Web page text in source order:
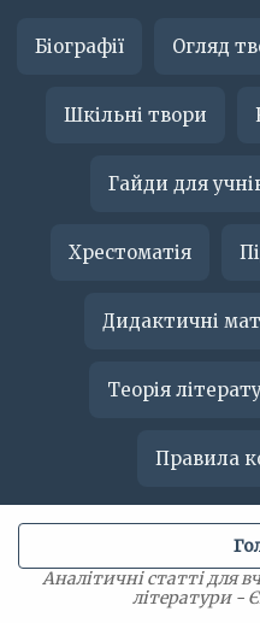
Біографії Огляд
Шкільні твори
Гайди для
Хрестоматія
Дидактичні
Теорія
Правила
Аналітичні статті для
літератури -